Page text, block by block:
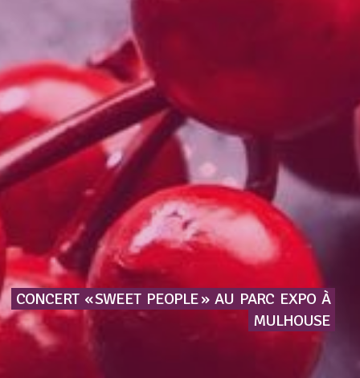
CONCERT « SWEET PEOPLE » AU PARC EXPO À
MULHOUSE